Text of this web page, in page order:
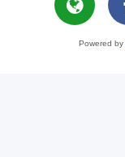
Powered by